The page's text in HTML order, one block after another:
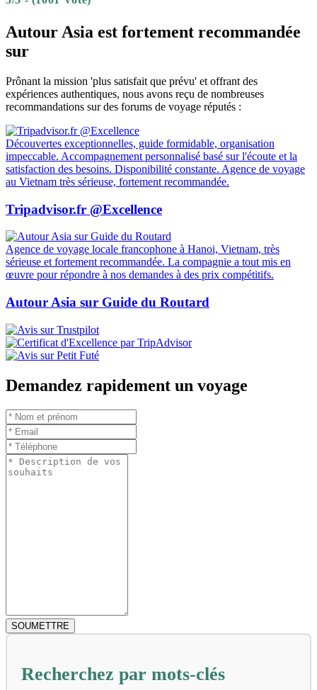
Autour Asia est fortement recommandée
sur
Prônant la mission 'plus satisfait que prévu' et offrant des
expériences authentiques, nous avons reçu de nombreuses
recommandations sur des forums de voyage réputés :
Découvertes exceptionnelles, guide formidable, organisation
impeccable. Accompagnement personnalisé basé sur l'écoute et la
satisfaction des besoins. Disponibilité constante. Agence de voyage
au Vietnam très sérieuse, fortement recommandée.
Tripadvisor.fr @Excellence
Agence de voyage locale francophone à Hanoi, Vietnam, très
sérieuse et fortement recommandée. La compagnie a tout mis en
œuvre pour répondre à nos demandes à des prix compétitifs.
Autour Asia sur Guide du Routard
Demandez rapidement un voyage
Recherchez par mots-clés